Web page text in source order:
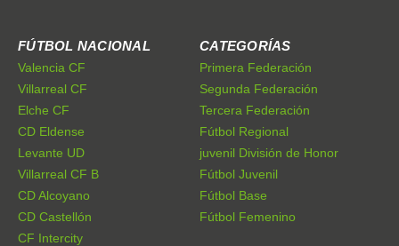
FÚTBOL NACIONAL
Valencia CF
Villarreal CF
Elche CF
CD Eldense
Levante UD
Villarreal CF B
CD Alcoyano
CD Castellón
CF Intercity
CATEGORÍAS
Primera Federación
Segunda Federación
Tercera Federación
Fútbol Regional
juvenil División de Honor
Fútbol Juvenil
Fútbol Base
Fútbol Femenino